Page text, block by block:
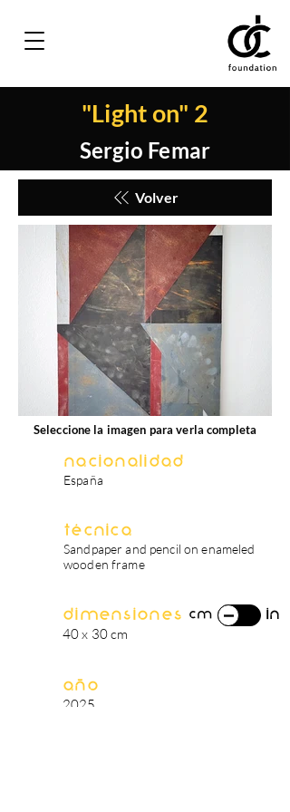
"Light on" 2
Sergio Femar
Volver
Seleccione la imagen para verla completa
Nacionalidad
España
Técnica
Sandpaper and pencil on enameled
wooden frame
Dimensiones
40 x 30 cm
cm in
Año
2025